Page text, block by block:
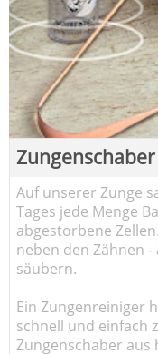
Auf unserer Zunge
Tages jede Menge
abgestorbene
neben den Zähnen
säubern.
Ein Zungenreiniger
schnell und einfach
Zungenschaber aus